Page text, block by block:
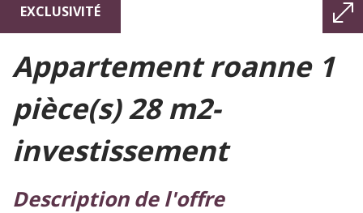
EXCLUSIVITÉ
appartement roanne 1
pièce(s) 28 m2-
investissement
description de l'offre